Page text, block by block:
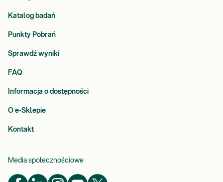
Katalog badań
Punkty Pobrań
Sprawdź wyniki
FAQ
Informacja o dostępności
O e-Sklepie
Kontakt
Media społecznościowe